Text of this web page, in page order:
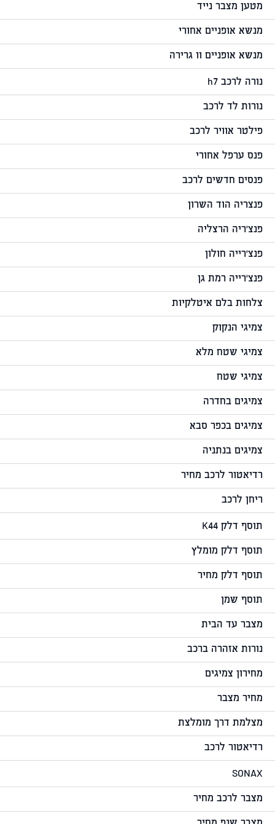
מטען מצבר נייד
מנשא אופניים אחורי
מנשא אופניים וו גרירה
נורה לרכב h7
נורות לד לרכב
פילטר אוויר לרכב
פנס ערפל אחורי
פנסים חדשים לרכב
פנצריה הוד השרון
פנצ'ריה הרצליה
פנצ'רייה חולון
פנצ'רייה רמת גן
צלחות בלם איטלקיות
צמיגי הנקוק
צמיגי שטח מלא
צמיגי שטח
צמיגים בחדרה
צמיגים בכפר סבא
צמיגים בנתניה
רדיאטור לרכב מחיר
ריחן לרכב
תוסף דלק K44
תוסף דלק מומלץ
תוסף דלק מחיר
תוסף שמן
מצבר עד הבית
נורות אזהרה ברכב
מחירון צמיגים
מחיר מצבר
מצלמת דרך מומלצת
רדיאטור לרכב
SONAX
מצבר לרכב מחיר